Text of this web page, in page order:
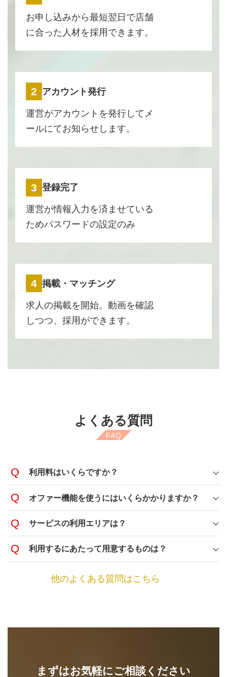
お申し込みから最短翌日で店舗
に合った人材を採用できます。
2 アカウント発行
運営がアカウントを発行してメ
ールにてお知らせします。
3 登録完了
運営が情報入力を済ませている
ためパスワードの設定のみ
4 掲載・マッチング
求人の掲載を開始。動画を確認
しつつ、採用ができます。
よくある質問
FAQ
利用料はいくらですか？
オファー機能を使うにはいくらかかりますか？
サービスの利用エリアは？
利用するにあたって用意するものは？
他のよくある質問はこちら
まずはお気軽にご相談ください